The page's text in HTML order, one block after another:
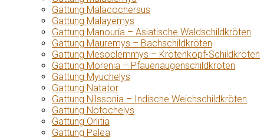
Gattung Malacochersus
Gattung Malayemys
Gattung Manouria – Asiatische Waldschildkröten
Gattung Mauremys – Bachschildkröten
Gattung Mesoclemmys – Krötenkopf-Schildkröten
Gattung Morenia – Pfauenaugenschildkröten
Gattung Myuchelys
Gattung Natator
Gattung Nilssonia – Indische Weichschildkröten
Gattung Notochelys
Gattung Orlitia
Gattung Palea